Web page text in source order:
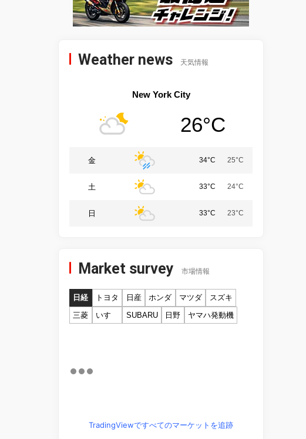
Weather news 天気情報
New York City
26°C
金 34°C 25°C
土 33°C 24°C
日 33°C 23°C
Market survey 市場情報
日経 トヨタ 日産 ホンダ マツダ
スズキ
三菱
いすゞ SUBARU 日野 ヤマハ発動機
TradingViewですべてのマーケットを追跡